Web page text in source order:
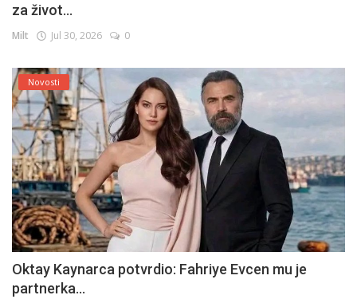
za život...
Milt Jul 30, 2026 0
Novosti
Oktay Kaynarca potvrdio: Fahriye Evcen mu je
partnerka...